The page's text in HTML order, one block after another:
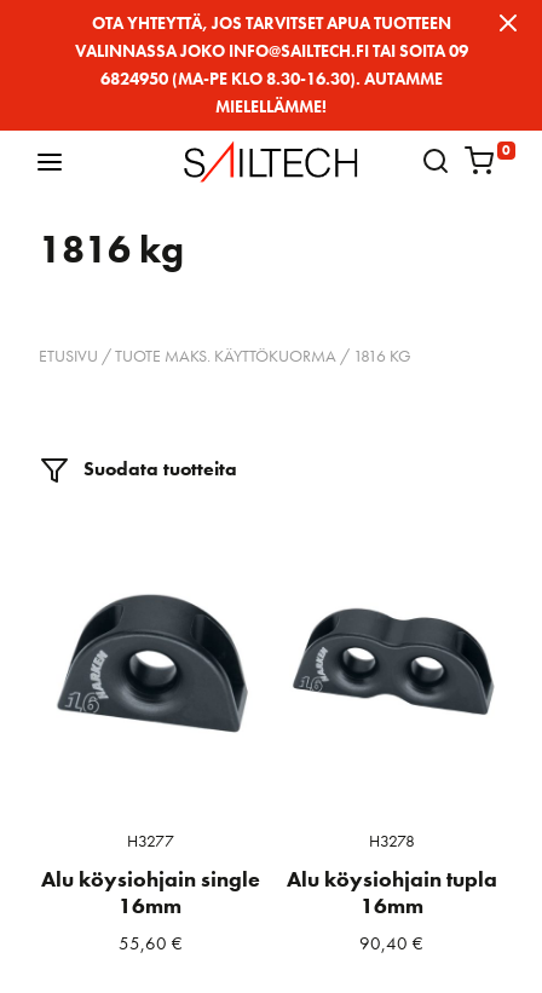
OTA YHTEYTTÄ, JOS TARVITSET APUA TUOTTEEN
VALINNASSA JOKO INFO@SAILTECH.FI TAI SOITA 09
6824950 (MA-PE KLO 8.30-16.30). AUTAMME
MIELELLÄMME!
0
1816 kg
ETUSIVU / TUOTE MAKS. KÄYTTÖKUORMA / 1816 KG
Suodata tuotteita
H3277
Alu köysiohjain single
16mm
55,60 €
H3278
Alu köysiohjain tupla
16mm
90,40€